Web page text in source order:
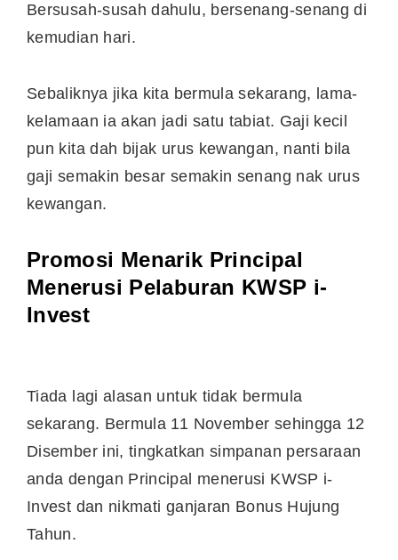
Bersusah-susah dahulu, bersenang-senang di
kemudian hari.
Sebaliknya jika kita bermula sekarang, lama-
kelamaan ia akan jadi satu tabiat. Gaji kecil
pun kita dah bijak urus kewangan, nanti bila
gaji semakin besar semakin senang nak urus
kewangan.
Promosi Menarik Principal
Menerusi Pelaburan KWSP i-
Invest
Tiada lagi alasan untuk tidak bermula
sekarang. Bermula 11 November sehingga 12
Disember ini, tingkatkan simpanan persaraan
anda dengan Principal menerusi KWSP i-
Invest dan nikmati ganjaran Bonus Hujung
Tahun.